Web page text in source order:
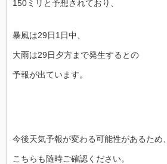
150ミリと予想されており、
暴風は29日1日中、
大雨は29日夕方まで発生するとの
予報が出ています。
今後天気予報が変わる可能性があるため、
こちらも随時ご確認ください。